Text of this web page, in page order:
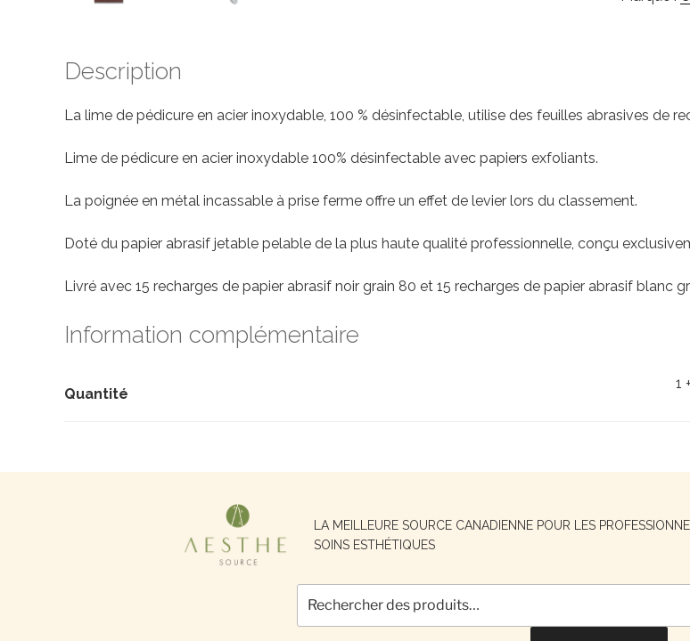
Description
La lime de pédicure en acier inoxydable, 100 % désinfectable, utilise des feuilles abrasives de
Lime de pédicure en acier inoxydable 100% désinfectable avec papiers exfoliants.
La poignée en métal incassable à prise ferme offre un effet de levier lors du classement.
Doté du papier abrasif jetable pelable de la plus haute qualité professionnelle, conçu
Livré avec 15 recharges de papier abrasif noir grain 80 et 15 recharges de papier abrasif blanc
Information complémentaire
Quantité
1
LA MEILLEURE SOURCE CANADIENNE POUR LES
SOINS ESTHÉTIQUES
pour :